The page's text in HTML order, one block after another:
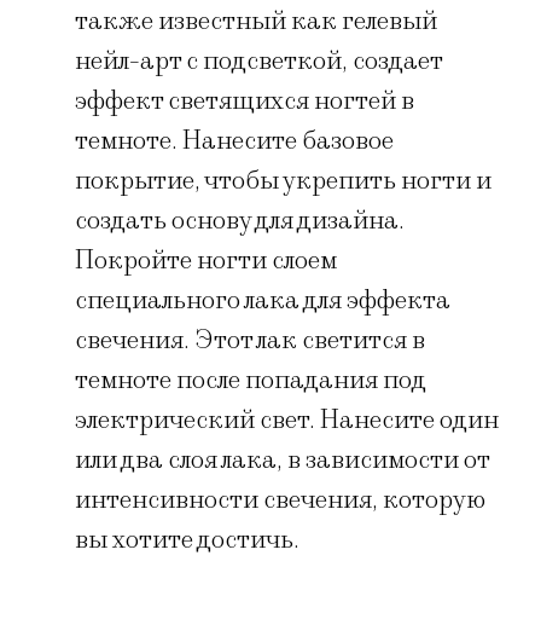
также известный как гелевый
нейл-арт с подсветкой, создает
эффект светящихся ногтей в
темноте. Нанесите базовое
покрытие, чтобы укрепить ногти и
создать основу для дизайна.
Покройте ногти слоем
специального лака для эффекта
свечения. Этот лак светится в
темноте после попадания под
электрический свет. Нанесите один
или два слоя лака, в зависимости от
интенсивности свечения, которую
вы хотите достичь.